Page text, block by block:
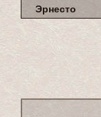
Эрнесто